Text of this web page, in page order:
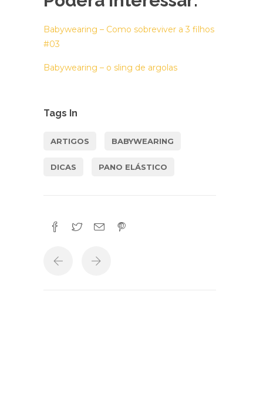
Babywearing – Como sobreviver a 3 filhos
#03
Babywearing – o sling de argolas
Tags In
ARTIGOS BABYWEARING
DICAS PANO ELÁSTICO